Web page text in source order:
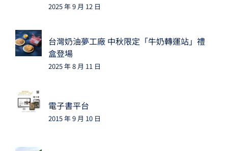
2025 年 9 月 12 日
台灣奶油夢工廠 中秋限定「牛奶轉運站」禮
盒登場
2025 年 8 月 11 日
電子書平台
2015 年 9 月 10 日